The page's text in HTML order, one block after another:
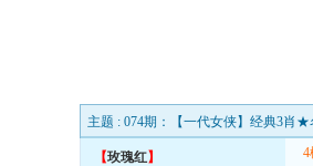
主题 : 074期：【一代女侠】经典3肖★
【玫瑰红】 4